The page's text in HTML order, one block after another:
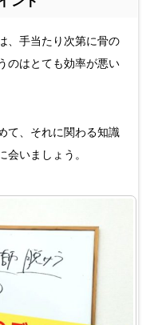
、手当たり次第に骨の
のはとても効率が悪い
て、それに関わる知識
いましょう。